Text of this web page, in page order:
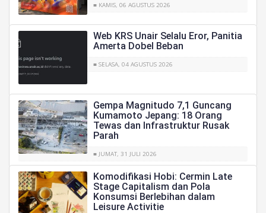
■ KAMIS, 06 AGUSTUS 2026
Web KRS Unair Selalu Eror, Panitia
Amerta Dobel Beban
■ SELASA, 04 AGUSTUS 2026
Gempa Magnitudo 7,1 Guncang
Kumamoto Jepang: 18 Orang
Tewas dan Infrastruktur Rusak
Parah
■ JUMAT, 31 JULI 2026
Komodifikasi Hobi: Cermin Late
Stage Capitalism dan Pola
Konsumsi Berlebihan dalam
Leisure Activitie